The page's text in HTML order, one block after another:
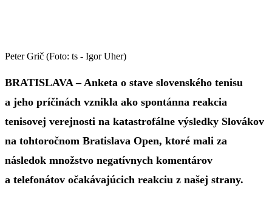
Peter Grič (Foto: ts - Igor Uher)
BRATISLAVA – Anketa o stave slovenského tenisu
a jeho príčinách vznikla ako spontánna reakcia
tenisovej verejnosti na katastrofálne výsledky Slovákov
na tohtoročnom Bratislava Open, ktoré mali za
následok množstvo negatívnych komentárov
a telefonátov očakávajúcich reakciu z našej strany.